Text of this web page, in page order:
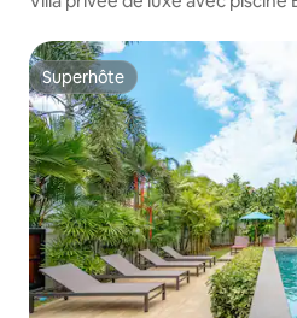
Superhôte
Superhôte